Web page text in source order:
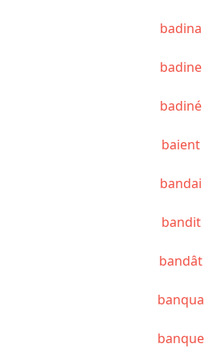
badina
badine
badiné
baient
bandai
bandit
bandât
banqua
banque